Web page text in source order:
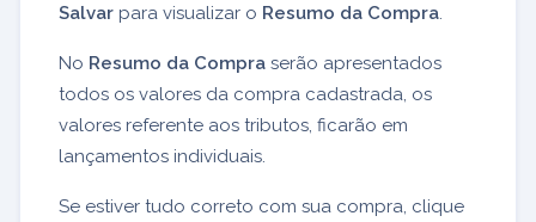
Salvar para visualizar o Resumo da Compra
No Resumo da Compra serão apresentados
todos os valores da compra cadastrada, os
valores referente aos tributos, ficarão em
lançamentos individuais.
Se estiver tudo correto com sua compra, clique